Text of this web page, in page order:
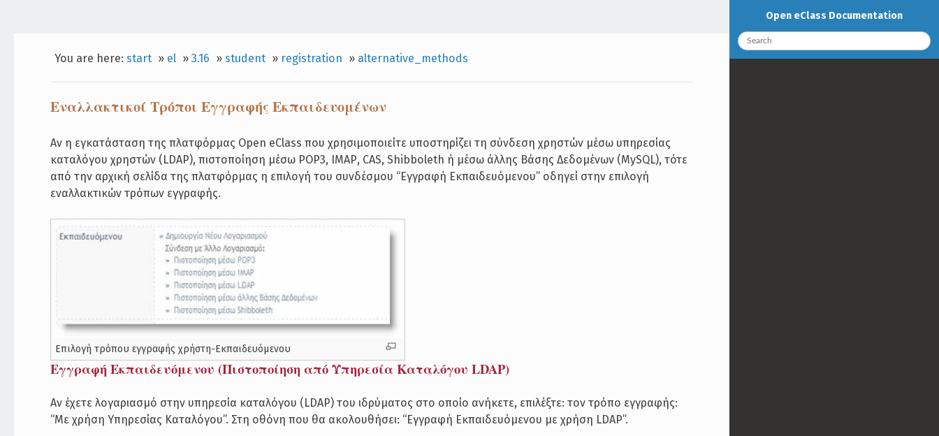
You are here: start » el » 3.16 » student » registration » alternative_methods
Εναλλακτικοί Τρόποι Εγγραφής Εκπαιδευομένων
Αν η εγκατάσταση της πλατφόρμας Open eClass που χρησιμοποιείτε υποστηρίζει τη σύνδεση χρηστών μέσω υπηρεσίας
καταλόγου χρηστών (LDAP), πιστοποίηση μέσω POP3, ΙΜΑΡ, CAS, Shibboleth ή μέσω άλλης Βάσης Δεδομένων (MySQL), τότε
από την αρχική σελίδα της πλατφόρμας η επιλογή του συνδέσμου “Εγγραφή Εκπαιδευόμενου” οδηγεί στην επιλογή
εναλλακτικών τρόπων εγγραφής.
Επιλογή τρόπου εγγραφής χρήστη-Εκπαιδευόμενου
Εγγραφή Εκπαιδευόμενου (Πιστοποίηση από Υπηρεσία Καταλόγου LDAP)
Αν έχετε λογαριασμό στην υπηρεσία καταλόγου (LDAP) του ιδρύματος στο οποίο ανήκετε, επιλέξτε: τον τρόπο εγγραφής:
“Με χρήση Υπηρεσίας Καταλόγου”. Στη οθόνη που θα ακολουθήσει: “Εγγραφή Εκπαιδευόμενου με χρήση LDAP”.
Open eClass Documentation